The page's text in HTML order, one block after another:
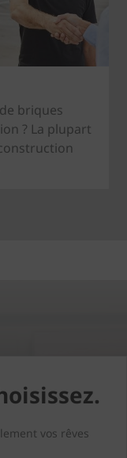
briques
? La plupart
vos rêves